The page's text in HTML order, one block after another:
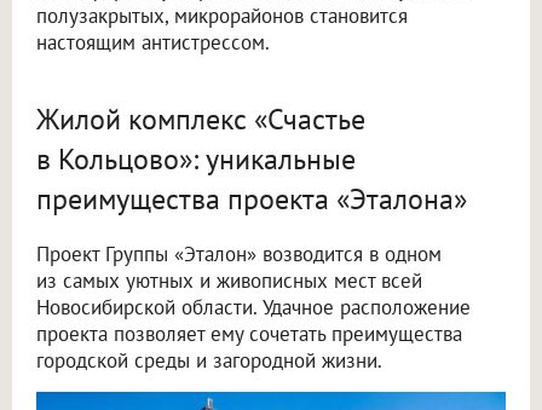
полузакрытых, микрорайонов становится
настоящим антистрессом.
Жилой комплекс «Счастье
в Кольцово»: уникальные
преимущества проекта «Эталона»
Проект Группы «Эталон» возводится в одном
из самых уютных и живописных мест всей
Новосибирской области. Удачное расположение
проекта позволяет ему сочетать преимущества
городской среды и загородной жизни.